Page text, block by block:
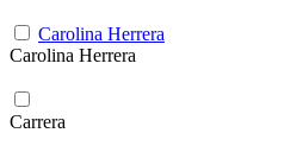
Carolina Herrera
Carolina Herrera
Carrera